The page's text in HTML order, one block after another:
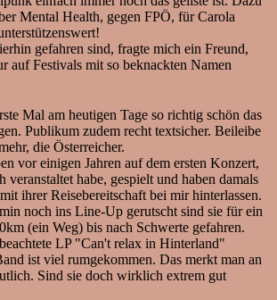
Mental Health, gegen FPÖ, für Carola
gefahren sind, fragte mich ein Freund,
auf Festivals mit so beknackten Namen
Mal am heutigen Tage so richtig schön das
Publikum zudem recht textsicher. Beileibe
die Österreicher.
vor einigen Jahren auf dem ersten Konzert,
veranstaltet habe, gespielt und haben damals
ihrer Reisebereitschaft bei mir hinterlassen.
noch ins Line-Up gerutscht sind sie für ein
(ein Weg) bis nach Schwerte gefahren.
LP "Can't relax in Hinterland"
ist viel rumgekommen. Das merkt man an
Sind sie doch wirklich extrem gut